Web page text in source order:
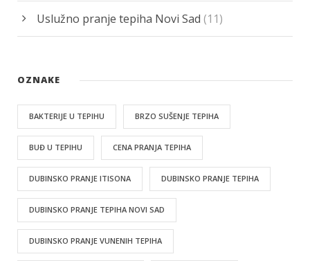
Uslužno pranje tepiha Novi Sad (11)
OZNAKE
BAKTERIJE U TEPIHU BRZO SUŠENJE TEPIHA
BUĐ U TEPIHU CENA PRANJA TEPIHA
DUBINSKO PRANJE ITISONA DUBINSKO PRANJE TEPIHA
DUBINSKO PRANJE TEPIHA NOVI SAD
DUBINSKO PRANJE VUNENIH TEPIHA